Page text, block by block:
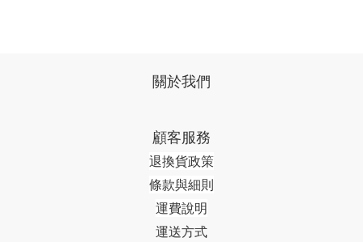
關於我們
顧客服務
退換貨政策
條款與細則
運費說明
運送方式